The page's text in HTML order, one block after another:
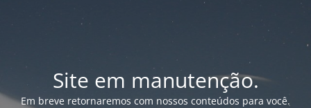
Site em manutenção.
Em breve retornaremos com nossos conteúdos para você.